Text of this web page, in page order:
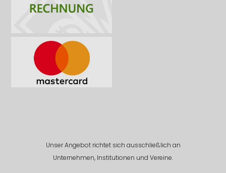
Unser Angebot richtet sich ausschließlich an
Unternehmen, Institutionen und Vereine.